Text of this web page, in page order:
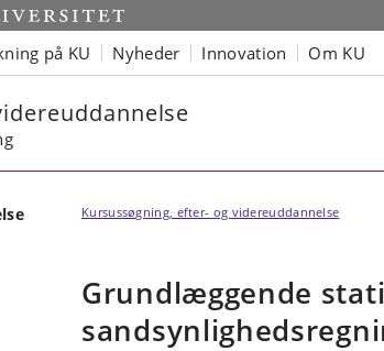
på KU Nyheder Innovation Om KU
Kursussøgning, efter- og videreuddannelse
Grundlæggende